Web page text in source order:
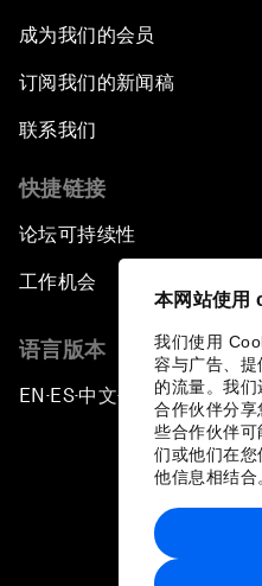
本网站使用
我们使用
容与广告、提
的流量。我
合作伙伴分
些合作伙伴
们或他们在
他信息相结合
成为我们的会员
订阅我们的新闻稿
联系我们
快捷链接
论坛可持续性
工作机会
语言版本
EN ▪ES▪中文▪ 日本語